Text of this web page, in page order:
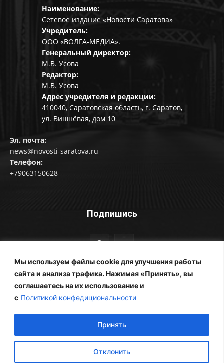
Мы используем файлы cookie для улучшения работы
сайта и анализа трафика. Нажимая «Принять», вы
соглашаетесь на их использование и
с Политикой конфедициональности
Отклонить
Принять
Наименование:
Сетевое издание «Новости Саратова»
Учредитель:
ООО «ВОЛГА-МЕДИА».
Генеральный директор:
М.В. Усова
Редактор:
М.В. Усова
Адрес учредителя и редакции:
410040, Саратовская область, г. Саратов,
ул. Вишнёвая, дом 10
Эл. почта:
news@novosti-saratova.ru
Телефон:
+79063150628
Подпишись
© Новости Саратова 2014-2025